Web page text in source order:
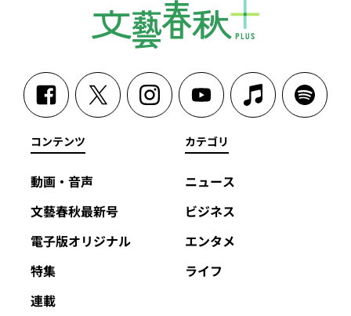
コンテンツ
動画・音声
文藝春秋最新号
電子版オリジナル
特集
連載
カテゴリ
ニュース
ビジネス
エンタメ
ライフ